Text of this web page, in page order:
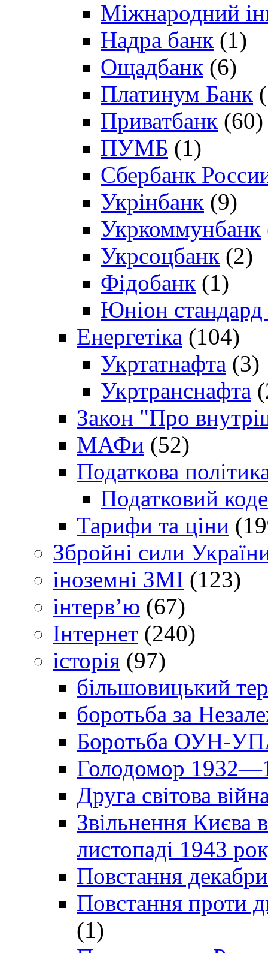
Міжнародний
Надра банк (1)
Ощадбанк (6)
Платинум Банк
Приватбанк (60)
ПУМБ (1)
Сбербанк
Укрінбанк (9)
Укркоммунбанк
Укрсоцбанк (2)
Фідобанк (1)
Юніон стандард
Енергетіка (104)
Укртатнафта (3)
Укртранснафта
Закон "Про
МАФи (52)
Податкова
Податковий
Тарифи та ціни
Збройні сили
іноземні ЗМІ (123)
інтерв’ю (67)
Інтернет (240)
історія (97)
більшовицький
боротьба за
Боротьба ОУН-УПА
Голодомор
Друга світова
Звільнення Києва
листопаді 1943
Повстання
Повстання проти
(1)